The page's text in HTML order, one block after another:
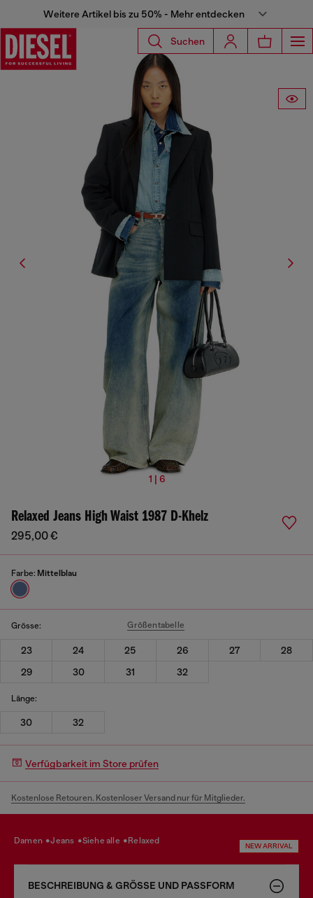
Weitere Artikel bis zu 50% - Mehr entdecken
Suchen
1 | 6
Relaxed Jeans High Waist 1987 D-Khelz
295,00 €
Farbe: Mittelblau
Grösse: Größentabelle
23 24 25 26 27
28
29
30 31 32
Länge:
30 32
Verfügbarkeit im Store prüfen
Kostenlose Retouren. Kostenloser Versand nur für Mitglieder.
damen jeans siehe alle relaxed
NEW ARRIVAL
BESCHREIBUNG & GRÖSSE UND PASSFORM